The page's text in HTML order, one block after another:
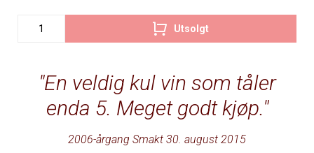
En veldig kul vin som tåler
enda 5. Meget godt kjøp.
2006-årgang Smakt 30. august 2015
Utsolgt